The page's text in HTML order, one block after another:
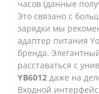
часов (данные
Это связано с
зарядки мы
адаптер питания
бренда.
расставаться с
YB6012 даже на
Входной интерфейс